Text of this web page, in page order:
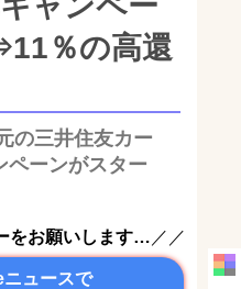
％の高還
の三井住友カー
ペーンがスター
をお願いします… ／／
ュースで